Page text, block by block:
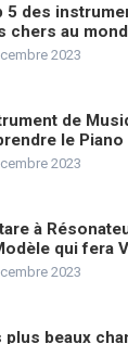
5 des
chers au
2023
de
le Piano
2023
à
qui fera
2023
plus beaux